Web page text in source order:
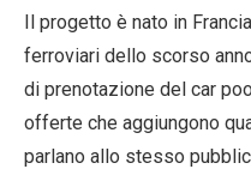
Il progetto è nato in
ferroviari dello scorso
di prenotazione del car
offerte che aggiungono
parlano allo stesso